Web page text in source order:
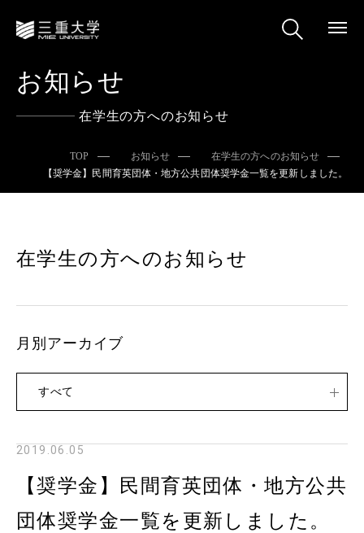
お知らせ
在学生の方へのお知らせ
TOP お知らせ
在学生の方へのお知らせ
【奨学金】民間育英団体・地方公共団体奨学金一覧を更新しました。
2019.06.05
【奨学金】民間育英団体・地方公共
団体奨学金一覧を更新しました。
在学生の方へのお知らせ
月別アーカイブ
すべて